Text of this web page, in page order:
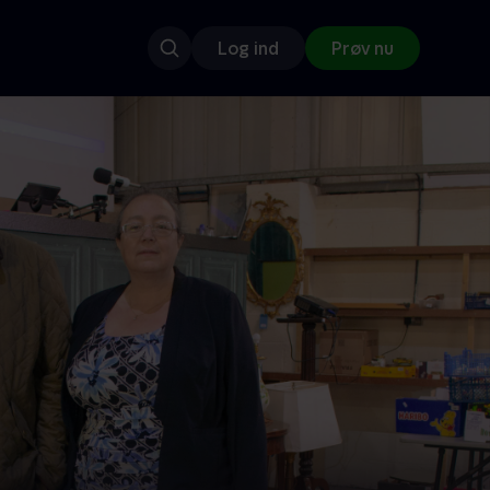
Log ind Prøv nu